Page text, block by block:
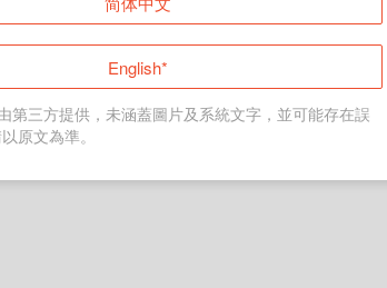
返回首頁
English*
第三方提供，未涵蓋圖片及系統文字，並可能存在誤
原文為準。